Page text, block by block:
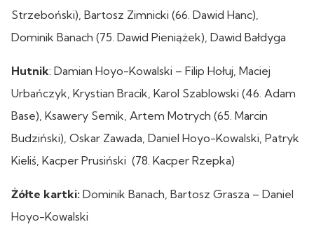
Strzeboński), Bartosz Zimnicki (66. Dawid Hanc),
Dominik Banach (75. Dawid Pieniążek), Dawid Bałdyga
Hutnik: Damian Hoyo-Kowalski – Filip Hołuj, Maciej
Urbańczyk, Krystian Bracik, Karol Szablowski (46. Adam
Base), Ksawery Semik, Artem Motrych (65. Marcin
Budziński), Oskar Zawada, Daniel Hoyo-Kowalski, Patryk
Kieliś, Kacper Prusiński (78. Kacper Rzepka)
Żółte kartki: Dominik Banach, Bartosz Grasza – Daniel
Hoyo-Kowalski